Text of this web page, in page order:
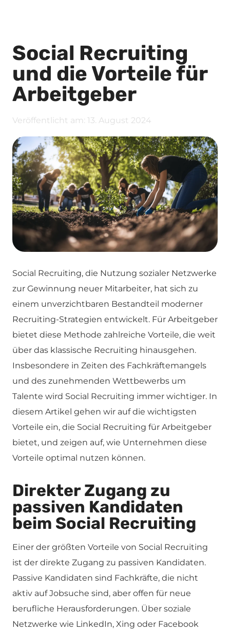
Social Recruiting
und die Vorteile für
Arbeitgeber
Veröffentlicht am: 13. August 2024
Social Recruiting, die Nutzung sozialer Netzwerke
zur Gewinnung neuer Mitarbeiter, hat sich zu
einem unverzichtbaren Bestandteil moderner
Recruiting-Strategien entwickelt. Für Arbeitgeber
bietet diese Methode zahlreiche Vorteile, die weit
über das klassische Recruiting hinausgehen.
Insbesondere in Zeiten des Fachkräftemangels
und des zunehmenden Wettbewerbs um
Talente wird Social Recruiting immer wichtiger. In
diesem Artikel gehen wir auf die wichtigsten
Vorteile ein, die Social Recruiting für Arbeitgeber
bietet, und zeigen auf, wie Unternehmen diese
Vorteile optimal nutzen können.
Direkter Zugang zu
passiven Kandidaten
beim Social Recruiting
Einer der größten Vorteile von Social Recruiting
ist der direkte Zugang zu passiven Kandidaten.
Passive Kandidaten sind Fachkräfte, die nicht
aktiv auf Jobsuche sind, aber offen für neue
berufliche Herausforderungen. Über soziale
Netzwerke wie LinkedIn, Xing oder Facebook